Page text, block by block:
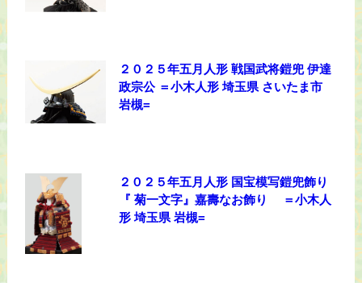
２０２５年五月人形 戦国武将鎧兜 伊達
政宗公 ＝小木人形 埼玉県 さいたま市
岩槻=
２０２５年五月人形 国宝模写鎧兜飾り
『 菊一文字』嘉壽なお飾り ＝小木人
形 埼玉県 岩槻=